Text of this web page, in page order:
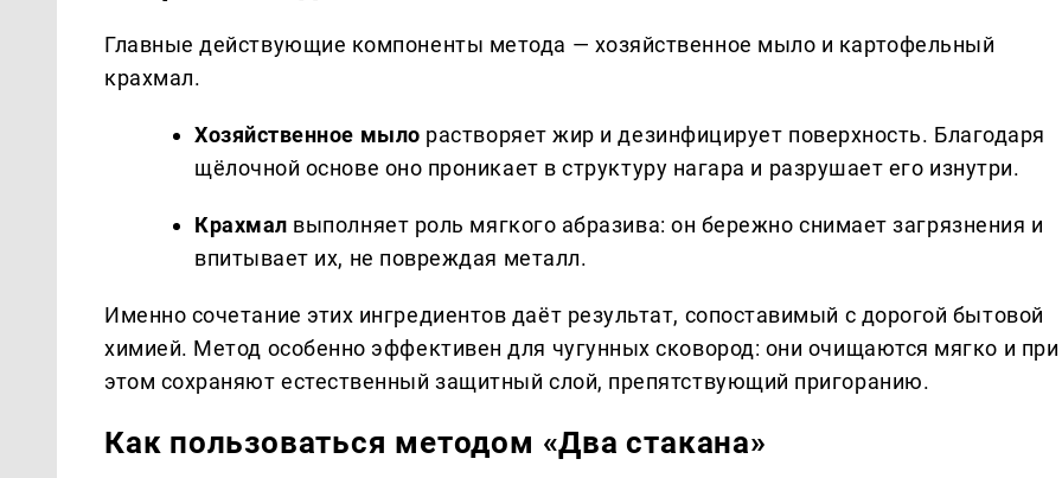
Главные действующие компоненты метода — хозяйственное мыло и картофельный
крахмал.
Хозяйственное мыло растворяет жир и дезинфицирует поверхность. Благодаря
щёлочной основе оно проникает в структуру нагара и разрушает его изнутри.
Крахмал выполняет роль мягкого абразива: он бережно снимает загрязнения и
впитывает их, не повреждая металл.
Именно сочетание этих ингредиентов даёт результат, сопоставимый с дорогой бытовой
химией. Метод особенно эффективен для чугунных сковород: они очищаются мягко и при
этом сохраняют естественный защитный слой, препятствующий пригоранию.
Как пользоваться методом «Два стакана»